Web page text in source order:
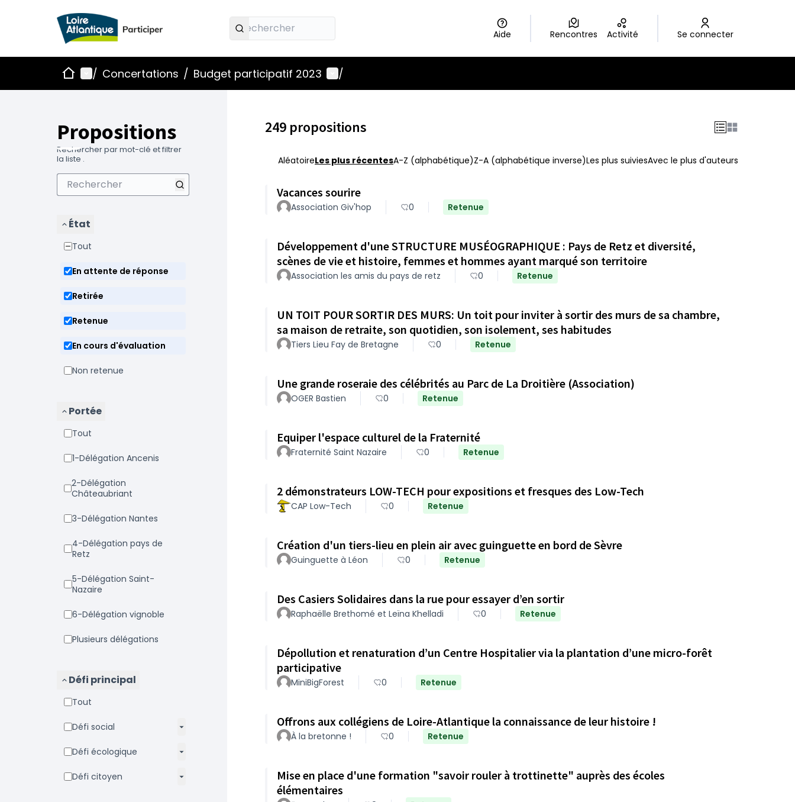
Aide Rencontres Activité Se connecter
AccueilMenu principal
/ Concertations / Budget participatif 2023 Menu utilisateur
/
Propositions
Rechercher par mot-clé et filtrer
la liste .
État
Tout
En attente de réponse
Retirée
Retenue
En cours d'évaluation
Non retenue
Portée
Tout
1-Délégation Ancenis
2-Délégation
Châteaubriant
3-Délégation Nantes
4-Délégation pays de
Retz
5-Délégation Saint-
Nazaire
6-Délégation vignoble
Plusieurs délégations
Défi principal
Tout
Défi social
Défi écologique
Défi citoyen
249 propositions
AléatoireLes plus récentesA-Z (alphabétique)Z-A (alphabétique inverse)Les plus suiviesAvec le plus d'auteurs
Vacances sourire
Association Giv'hop 0 Retenue
Développement d'une STRUCTURE MUSÉOGRAPHIQUE : Pays de Retz et diversité,
scènes de vie et histoire, femmes et hommes ayant marqué son territoire
Association les amis du pays de retz 0 Retenue
UN TOIT POUR SORTIR DES MURS: Un toit pour inviter à sortir des murs de sa chambre,
sa maison de retraite, son quotidien, son isolement, ses habitudes
Tiers Lieu Fay de Bretagne 0 Retenue
Une grande roseraie des célébrités au Parc de La Droitière (Association)
OGER Bastien 0 Retenue
Equiper l'espace culturel de la Fraternité
Fraternité Saint Nazaire 0 Retenue
2 démonstrateurs LOW-TECH pour expositions et fresques des Low-Tech
CAP Low-Tech 0 Retenue
Création d'un tiers-lieu en plein air avec guinguette en bord de Sèvre
Guinguette à Léon 0 Retenue
Des Casiers Solidaires dans la rue pour essayer d’en sortir
Raphaëlle Brethomé et Leïna Khelladi 0 Retenue
Dépollution et renaturation d’un Centre Hospitalier via la plantation d’une micro-forêt
participative
MiniBigForest 0 Retenue
Offrons aux collégiens de Loire-Atlantique la connaissance de leur histoire !
À la bretonne ! 0 Retenue
Mise en place d'une formation "savoir rouler à trottinette" auprès des écoles
élémentaires